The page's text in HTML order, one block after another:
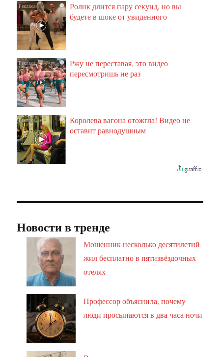
i
Ролик длится пару секунд, но вы
будете в шоке от увиденного
i
Ржу не переставая, это видео
пересмотришь не раз
i
Королева вагона отожгла! Видео не
оставит равнодушным
Новости в тренде
Мошенник несколько десятилетий
жил бесплатно в пятизвёздочных
отелях
Профессор объяснила, почему
люди просыпаются в два часа ночи